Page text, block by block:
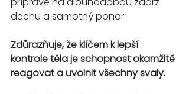
dechu a samotný ponor.
Zdůrazňuje, že klíčem k lepší
kontrole těla je schopnost okamžitě
reagovat a uvolnit všechny svaly.